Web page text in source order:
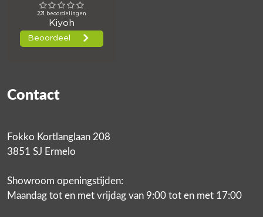
Contact
Fokko Kortlanglaan 208
3851 SJ Ermelo
Showroom openingstijden:
Maandag tot en met vrijdag van 9:00 tot en met 17:00